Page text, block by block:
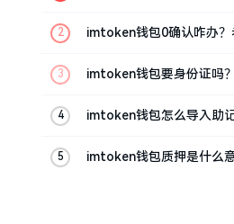
imtoken钱包0确认咋办？
imtoken钱包要身份证吗
imtoken钱包怎么导入助
imtoken钱包质押是什么